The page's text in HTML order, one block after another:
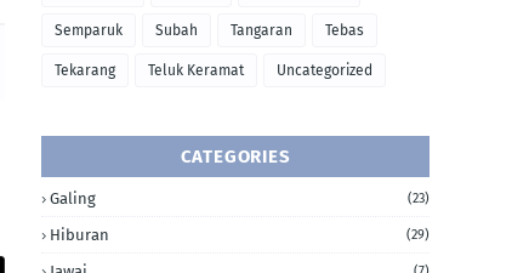
Semparuk Subah Tangaran Tebas
Tekarang Teluk Keramat Uncategorized
CATEGORIES
Galing (23)
Hiburan (29)